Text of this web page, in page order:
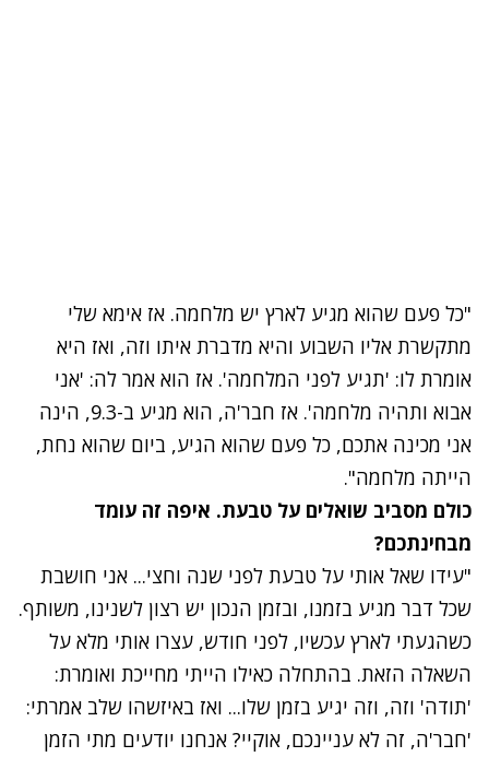
"כל פעם שהוא מגיע לארץ יש מלחמה. אז אימא שלי
מתקשרת אליו השבוע והיא מדברת איתו וזה, ואז היא
אומרת לו: 'תגיע לפני המלחמה'. אז הוא אמר לה: 'אני
אבוא ותהיה מלחמה'. אז חבר'ה, הוא מגיע ב-9.3, הינה
אני מכינה אתכם, כל פעם שהוא הגיע, ביום שהוא נחת,
הייתה מלחמה".
כולם מסביב שואלים על טבעת. איפה זה עומד
מבחינתכם?
"עידו שאל אותי על טבעת לפני שנה וחצי... אני חושבת
שכל דבר מגיע בזמנו, ובזמן הנכון יש רצון לשנינו, משותף.
כשהגעתי לארץ עכשיו, לפני חודש, עצרו אותי מלא על
השאלה הזאת. בהתחלה כאילו הייתי מחייכת ואומרת:
'תודה' וזה, וזה יגיע בזמן שלו... ואז באיזשהו שלב אמרתי:
'חבר'ה, זה לא עניינכם, אוקיי? אנחנו יודעים מתי הזמן